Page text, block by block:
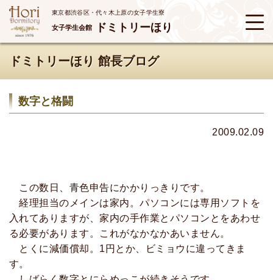
東京都渋谷区・代々木上原の女子学生寮
女子学生会館 ドミトリーほり
ドミトリーほり 館長ブログ
数字と格闘
2009.02.09
この数日、青色申告にかかりっきりです。
経理担当のメインは家内。パソコンには専用ソフトを
入れてありますが、家内の手作業とパソコンとをあわせ
る必要があります。これがなかなかあいません。
とくに減価償却。1円とか、ビミョウに違ってきま
す。